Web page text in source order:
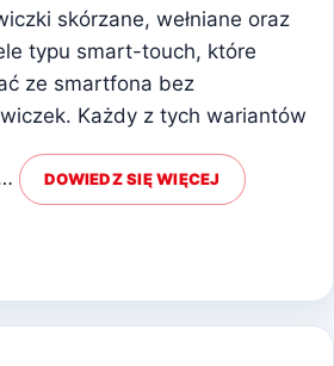
skórzane, wełniane oraz
typu smart-touch, które
ze smartfona bez
Każdy z tych wariantów
DOWIEDZ SIĘ WIĘCEJ